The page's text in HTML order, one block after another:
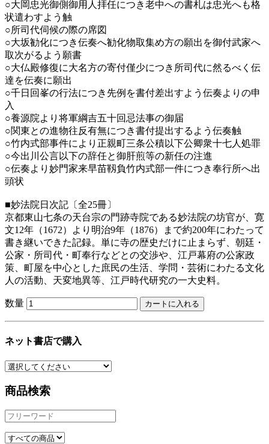
○大岡忠光御側御用人拝任につき老中への書札は忠光へも格
状遣わすよう触
○所司代伺候の際の席図
○大坂勧化につき伝奏へ勧化物取集め方の願出を御付武家へ
取次がるよう願書
○大仏殿修復に大名方の寄付僅少につき所司代に然るべく伝
達を伝奏に願出
○千日回峯の行法につき先例を書付差出すよう伝奏よりの申
入
○養源院より将軍綱吉五十回忌法事の御届
○関東との進物往反有無につき書付提出するよう伝奏触
○竹内式部事件により正親町三条公積以下公卿衆十七人処罪
○今出川公言以下の辞任と御肝煎等の新任の注進
○伝奏より妙門家来早苗靱負竹内式部一件につき奉行所へ出
頭状
■妙法院日次記〔全25冊〕
京都東山七条の天台宗の門跡寺院である妙法院の坊官が、寛
文12年（1672）より明治9年（1876）まで約200年にわたって
書き継いできた記録。単に寺の歴史だけに止まらず、朝廷・
公家・所司代・町奉行などとの交渉や、江戸幕府の公家政
策、町屋を中心とした庶民の生活、学問・芸術にわたる文化
人の活動、天変地異等、江戸時代研究の一大史料。
数量
ネット書店で購入
商品検索